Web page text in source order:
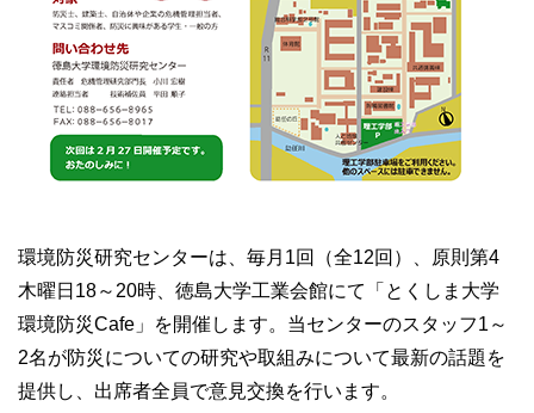
環境防災研究センターは、毎月1回（全12回）、原則第4
木曜日18～20時、徳島大学工業会館にて「とくしま大学
環境防災Cafe」を開催します。当センターのスタッフ1～
2名が防災についての研究や取組みについて最新の話題を
提供し、出席者全員で意見交換を行います。